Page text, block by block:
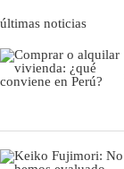
últimas noticias